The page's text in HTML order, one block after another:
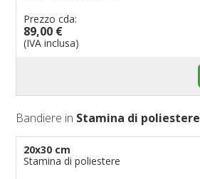
Prezzo cda:
89,00 €
(IVA inclusa)
Bandiere in Stamina di poliestere
20x30 cm
Stamina di poliestere